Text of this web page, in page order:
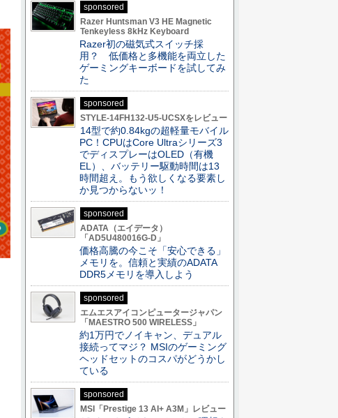
sponsored
Razer Huntsman V3 HE Magnetic
Tenkeyless 8kHz Keyboard
Razer初の磁気式スイッチ採
用？ 低価格と多機能を両立した
ゲーミングキーボードを試してみ
た
sponsored
STYLE-14FH132-U5-UCSXをレビュー
14型で約0.84kgの超軽量モバイル
PC！CPUはCore Ultraシリーズ3
でディスプレーはOLED（有機
EL）、バッテリー駆動時間は13
時間超え。もう欲しくなる要素し
か見つからないッ！
sponsored
ADATA（エイデータ）
「AD5U480016G-D」
価格高騰の今こそ「安心できる」
メモリを。信頼と実績のADATA
DDR5メモリを導入しよう
sponsored
エムエスアイコンピュータージャパン
「MAESTRO 500 WIRELESS」
約1万円でノイキャン、デュアル
接続ってマジ？ MSIのゲーミング
ヘッドセットのコスパがどうかし
ている
sponsored
MSI「Prestige 13 AI+ A3M」レビュー